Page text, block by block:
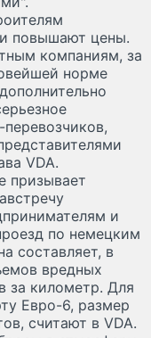
повышают цены.
компаниям, за
норме
VDA.
призывает
и
по немецким
составляет, в
вредных
за километр. Для
Евро-6, размер
считают в VDA.